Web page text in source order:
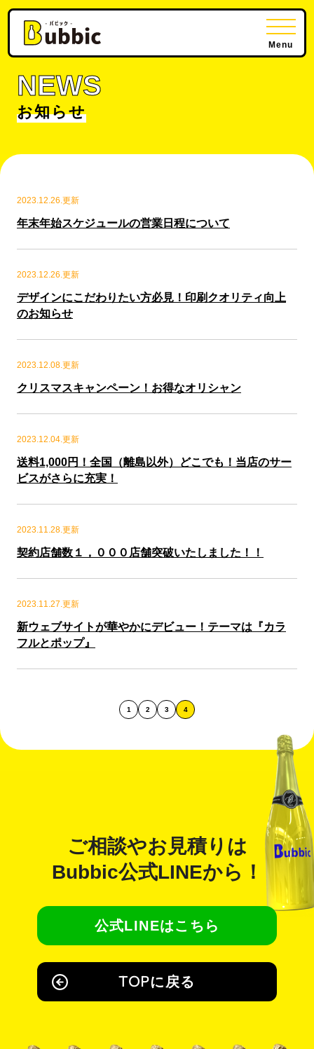
Menu
NEWS
お知らせ
年末年始スケジュールの営業日程について
2023.12.26.更新
デザインにこだわりたい方必見！印刷クオリティ向上
のお知らせ
2023.12.26.更新
クリスマスキャンペーン！お得なオリシャン
2023.12.08.更新
送料1,000円！全国（離島以外）どこでも！当店のサー
ビスがさらに充実！
2023.12.04.更新
契約店舗数１，０００店舗突破いたしました！！
2023.11.28.更新
新ウェブサイトが華やかにデビュー！テーマは『カラ
フルとポップ』
2023.11.27.更新
1 2 3 4
公式LINEはこちら
TOPに戻る
ご相談やお見積りは
Bubbic公式LINEから！